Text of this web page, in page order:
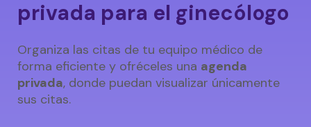
privada para el ginecólogo
Organiza las citas de tu equipo médico de
forma eficiente y ofréceles una agenda
privada, donde puedan visualizar únicamente
sus citas.